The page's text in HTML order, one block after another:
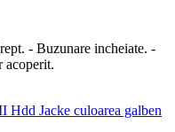
- Buzunare incheiate. -
acoperit.